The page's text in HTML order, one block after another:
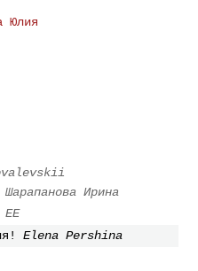
Шарапанова Ирина
ЕE
Elena Pershina